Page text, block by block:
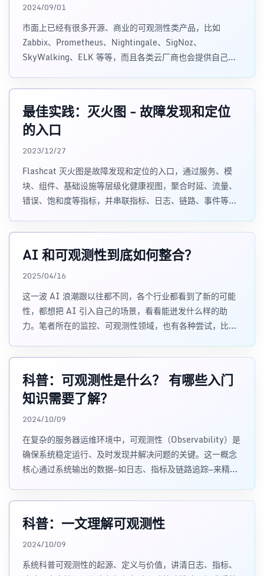
2024/09/01
市面上已经有很多开源、商业的可观测性类产品，比如
Zabbix、Prometheus、Nightingale、SigNoz、
SkyWalking、ELK 等等，而且各类云厂商也会提供自己的
的多套产品，这加剧了企业数据孤岛的现状。怎么解？
最佳实践：灭火图 - 故障发现和定位
的入口
2023/12/27
Flashcat 灭火图是故障发现和定位的入口，通过服务、模
块、组件、基础设施等层级化健康视图，聚合时延、流量、
错误、饱和度等指标，并串联指标、日志、链路、事件等下
AI 和可观测性到底如何整合？
2025/04/16
这一波 AI 浪潮跟以往都不同，各个行业都看到了新的可能
性，都想把 AI 引入自己的场景，看看能迸发什么样的助
力。笔者所在的监控、可观测性领域，也有各种尝试，比
等，有没有其他重磅的应用场景？
科普：可观测性是什么？ 有哪些入门
知识需要了解？
2024/10/09
在复杂的服务器运维环境中，可观测性（Observability）是
确保系统稳定运行、及时发现并解决问题的关键。这一概念
核心通过系统输出的数据—如日志、指标及链路追踪—来精准
科普：一文理解可观测性
2024/10/09
系统科普可观测性的起源、定义与价值，讲清日志、指标、